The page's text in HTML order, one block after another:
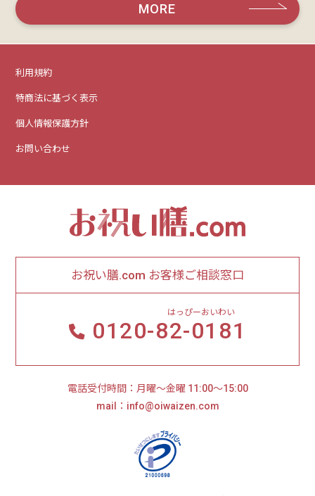
MORE
利用規約
特商法に基づく表示
個人情報保護方針
お問い合わせ
お祝い膳.com お客様ご相談窓口
0120-82-0181
はっぴーおいわい
電話受付時間：月曜～金曜 11:00～15:00
mail：info@oiwaizen.com